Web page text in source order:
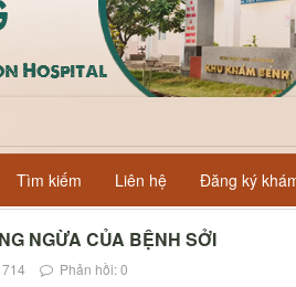
Tìm kiếm Liên hệ Đăng ký
NGỪA CỦA BỆNH SỞI
Phản hồi: 0